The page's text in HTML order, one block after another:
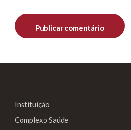
Instituição
Complexo Saúde